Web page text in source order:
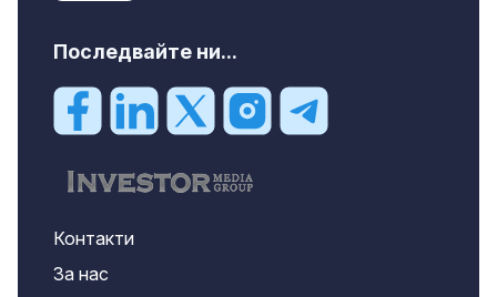
Последвайте ни...
Контакти
За нас